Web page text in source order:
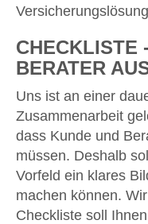
CHECKLISTE
BERATER
Uns ist an einer
Zusammenarbeit
dass Kunde und
müssen. Deshalb
Vorfeld ein klares
machen können.
Checkliste soll